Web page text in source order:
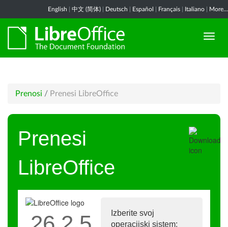
English 中文 (简体) Deutsch Español Français Italiano More...
Prenosi / Prenesi LibreOffice
Prenesi
LibreOffice
Izberite svoj
operacijski sistem: